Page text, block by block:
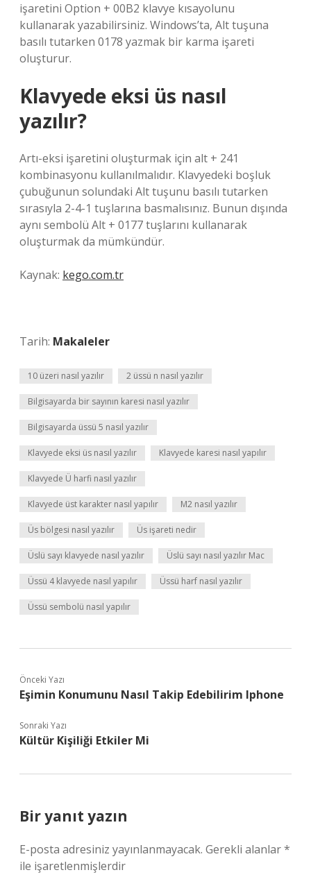
işaretini Option + 00B2 klavye kısayolunu
kullanarak yazabilirsiniz. Windows’ta, Alt tuşuna
basılı tutarken 0178 yazmak bir karma işareti
oluşturur.
Klavyede eksi üs nasıl
yazılır?
Artı-eksi işaretini oluşturmak için alt + 241
kombinasyonu kullanılmalıdır. Klavyedeki boşluk
çubuğunun solundaki Alt tuşunu basılı tutarken
sırasıyla 2-4-1 tuşlarına basmalısınız. Bunun dışında
aynı sembolü Alt + 0177 tuşlarını kullanarak
oluşturmak da mümkündür.
Kaynak: kego.com.tr
Tarih: Makaleler
10 üzeri nasıl yazılır 2 üssü n nasıl yazılır
Bilgisayarda bir sayının karesi nasıl yazılır
Bilgisayarda üssü 5 nasıl yazılır
Klavyede eksi üs nasıl yazılır Klavyede karesi nasıl yapılır
Klavyede Ü harfi nasıl yazılır
Klavyede üst karakter nasıl yapılır M2 nasıl yazılır
Üs bölgesi nasıl yazılır Üs işareti nedir
Üslü sayı klavyede nasıl yazılır Üslü sayı nasıl yazılır Mac
Üssü 4 klavyede nasıl yapılır Üssü harf nasıl yazılır
Üssü sembolü nasıl yapılır
Önceki Yazı
Eşimin Konumunu Nasıl Takip Edebilirim Iphone
Sonraki Yazı
Kültür Kişiliği Etkiler Mi
Bir yanıt yazın
E-posta adresiniz yayınlanmayacak. Gerekli alanlar*
ile işaretlenmişlerdir